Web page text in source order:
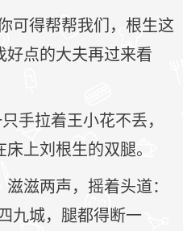
可得帮帮我们，根生这
点的大夫再过来看
手拉着王小花不丢，
上刘根生的双腿。
滋两声，摇着头道：
九城，腿都得断一